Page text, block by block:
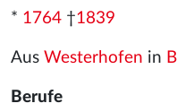
* 1764 †1839
Aus Westerhofen in
Berufe